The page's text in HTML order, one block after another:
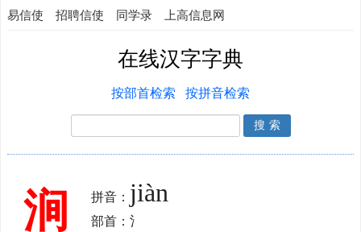
易信使 招聘信使 同学录 上高信息网
在线汉字字典
按部首检索 按拼音检索
涧 拼音： jiàn
部首：氵